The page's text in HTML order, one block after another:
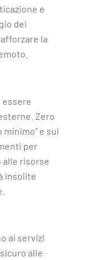
e
dei
la
essere
Zero
e sul
per
alle risorse
insolite
ai servizi
alle